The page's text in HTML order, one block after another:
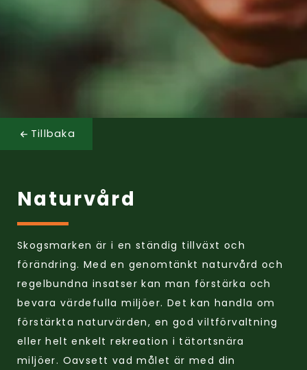
Tillbaka
Naturvård
Skogsmarken är i en ständig tillväxt och
förändring. Med en genomtänkt naturvård och
regelbundna insatser kan man förstärka och
bevara värdefulla miljöer. Det kan handla om
förstärkta naturvärden, en god viltförvaltning
eller helt enkelt rekreation i tätortsnära
miljöer. Oavsett vad målet är med din